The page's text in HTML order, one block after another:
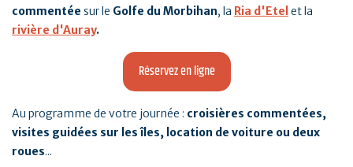
commentée sur le Golfe du Morbihan, la Ria d'Etel et la
rivière d'Auray.
Réservez en ligne
Au programme de votre journée : croisières commentées,
visites guidées sur les îles, location de voiture ou deux
roues...